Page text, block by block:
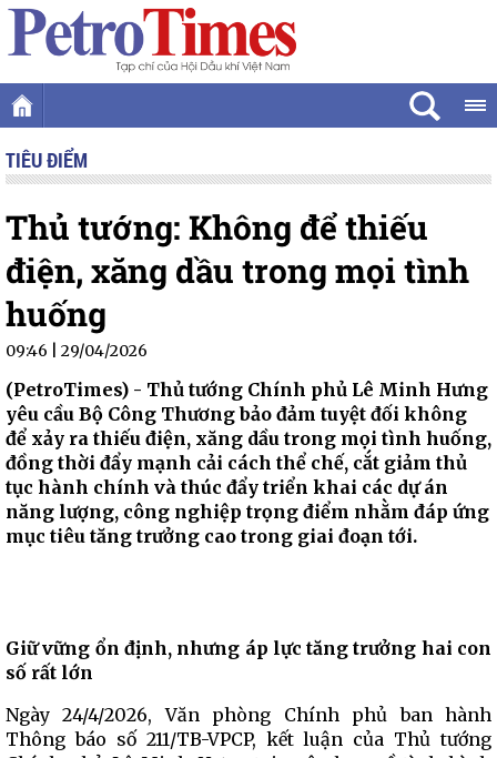
TIÊU ĐIỂM
Thủ tướng: Không để thiếu
điện, xăng dầu trong mọi tình
huống
09:46 | 29/04/2026
(PetroTimes) - Thủ tướng Chính phủ Lê Minh Hưng
yêu cầu Bộ Công Thương bảo đảm tuyệt đối không
để xảy ra thiếu điện, xăng dầu trong mọi tình huống,
đồng thời đẩy mạnh cải cách thể chế, cắt giảm thủ
tục hành chính và thúc đẩy triển khai các dự án
năng lượng, công nghiệp trọng điểm nhằm đáp ứng
mục tiêu tăng trưởng cao trong giai đoạn tới.
Giữ vững ổn định, nhưng áp lực tăng trưởng hai con
số rất lớn
Ngày 24/4/2026, Văn phòng Chính phủ ban hành
Thông báo số 211/TB-VPCP, kết luận của Thủ tướng